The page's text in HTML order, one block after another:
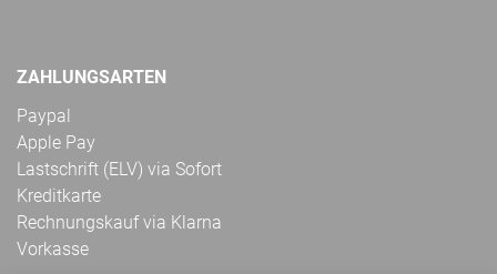
ZAHLUNGSARTEN
Paypal
Apple Pay
Lastschrift (ELV) via Sofort
Kreditkarte
Rechnungskauf via Klarna
Vorkasse